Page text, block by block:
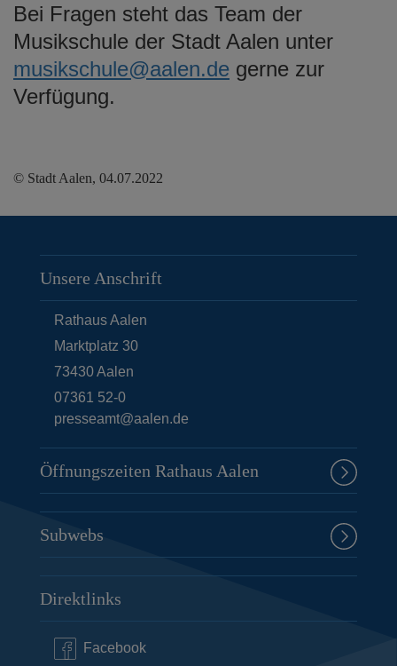
Bei Fragen steht das Team der
Musikschule der Stadt Aalen unter
musikschule@aalen.de gerne zur
Verfügung.
© Stadt Aalen, 04.07.2022
Unsere Anschrift
Rathaus Aalen
Marktplatz 30
73430Aalen
07361 52-0
presseamt@aalen.de
Öffnungszeiten Rathaus Aalen
Subwebs
Direktlinks
Facebook